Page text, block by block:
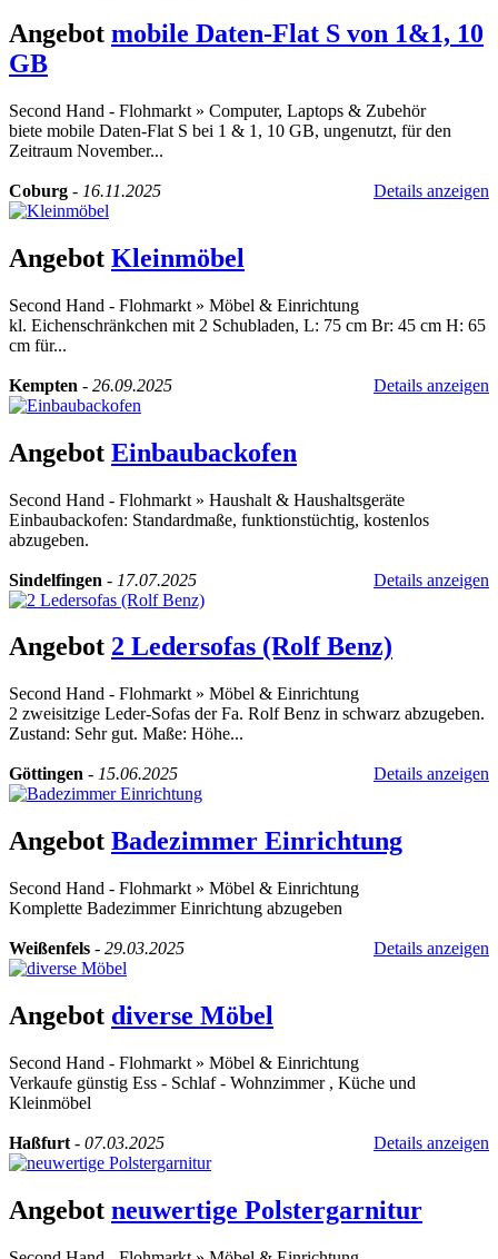
Angebot mobile Daten-Flat S von 1&1, 10
GB
Second Hand - Flohmarkt » Computer, Laptops & Zubehör
biete mobile Daten-Flat S bei 1 & 1, 10 GB, ungenutzt, für den
Zeitraum November...
Coburg - 16.11.2025 Details anzeigen
Angebot Kleinmöbel
Second Hand - Flohmarkt » Möbel & Einrichtung
kl. Eichenschränkchen mit 2 Schubladen, L: 75 cm Br: 45 cm H: 65
cm für...
Kempten - 26.09.2025 Details anzeigen
Angebot Einbaubackofen
Second Hand - Flohmarkt » Haushalt & Haushaltsgeräte
Einbaubackofen: Standardmaße, funktionstüchtig, kostenlos
abzugeben.
Sindelfingen - 17.07.2025 Details anzeigen
Angebot 2 Ledersofas (Rolf Benz)
Second Hand - Flohmarkt » Möbel & Einrichtung
2 zweisitzige Leder-Sofas der Fa. Rolf Benz in schwarz abzugeben.
Zustand: Sehr gut. Maße: Höhe...
Göttingen - 15.06.2025 Details anzeigen
Angebot Badezimmer Einrichtung
Second Hand - Flohmarkt » Möbel & Einrichtung
Komplette Badezimmer Einrichtung abzugeben
Weißenfels - 29.03.2025 Details anzeigen
Angebot diverse Möbel
Second Hand - Flohmarkt » Möbel & Einrichtung
Verkaufe günstig Ess - Schlaf - Wohnzimmer , Küche und
Kleinmöbel
Haßfurt - 07.03.2025 Details anzeigen
Angebot neuwertige Polstergarnitur